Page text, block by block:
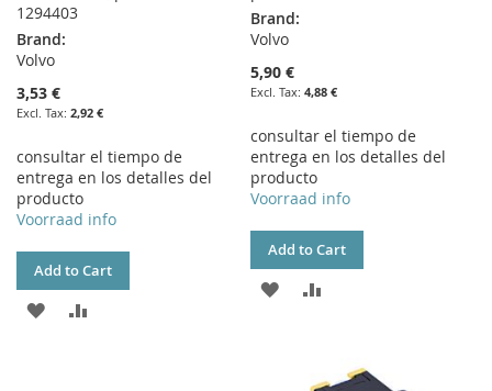
1294403
Brand:
Volvo
3,53 €
2,92 €
consultar el tiempo de
entrega en los detalles del
producto
Voorraad info
Add to Cart
ADD
Brand:
Volvo
5,90 €
4,88 €
consultar el tiempo de
entrega en los detalles del
producto
Voorraad info
Add to Cart
ADD
COMPARE